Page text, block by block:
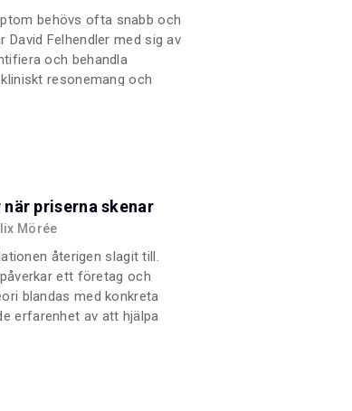
behövs ofta snabb och
David Felhendler med sig av
och behandla
resonemang och
och insikter för
för kliniker och studenter.
priserna skenar
Mörée
återigen slagit till.
ett företag och
blandas med konkreta
erfarenhet av att hjälpa
Simon-Kucher &